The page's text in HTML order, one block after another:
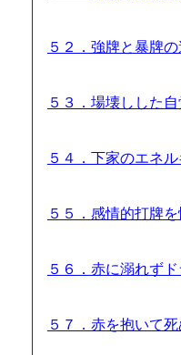
５２．強牌と暴牌
５３．場壊しした
５４．下家のエネ
５５．感情的打牌
５６．赤に溺れず
５７．赤を抱いて